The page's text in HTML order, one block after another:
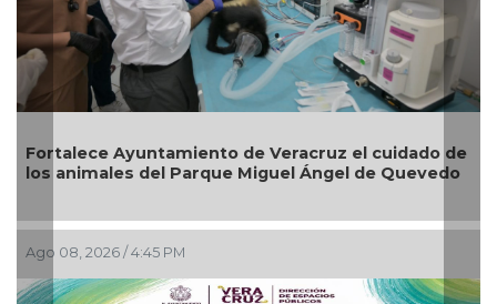
Ayuntamiento de Veracruz el cuidado de
del Parque Miguel Ángel de Quevedo
2026 / 4:45 PM
Zona